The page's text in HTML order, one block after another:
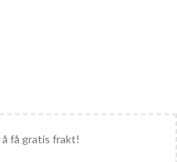
få gratis frakt!